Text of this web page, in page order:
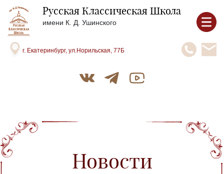
Русская Классическая Школа
имени К. Д. Ушинского
г. Екатеринбург, ул.Норильская, 77Б
Новости